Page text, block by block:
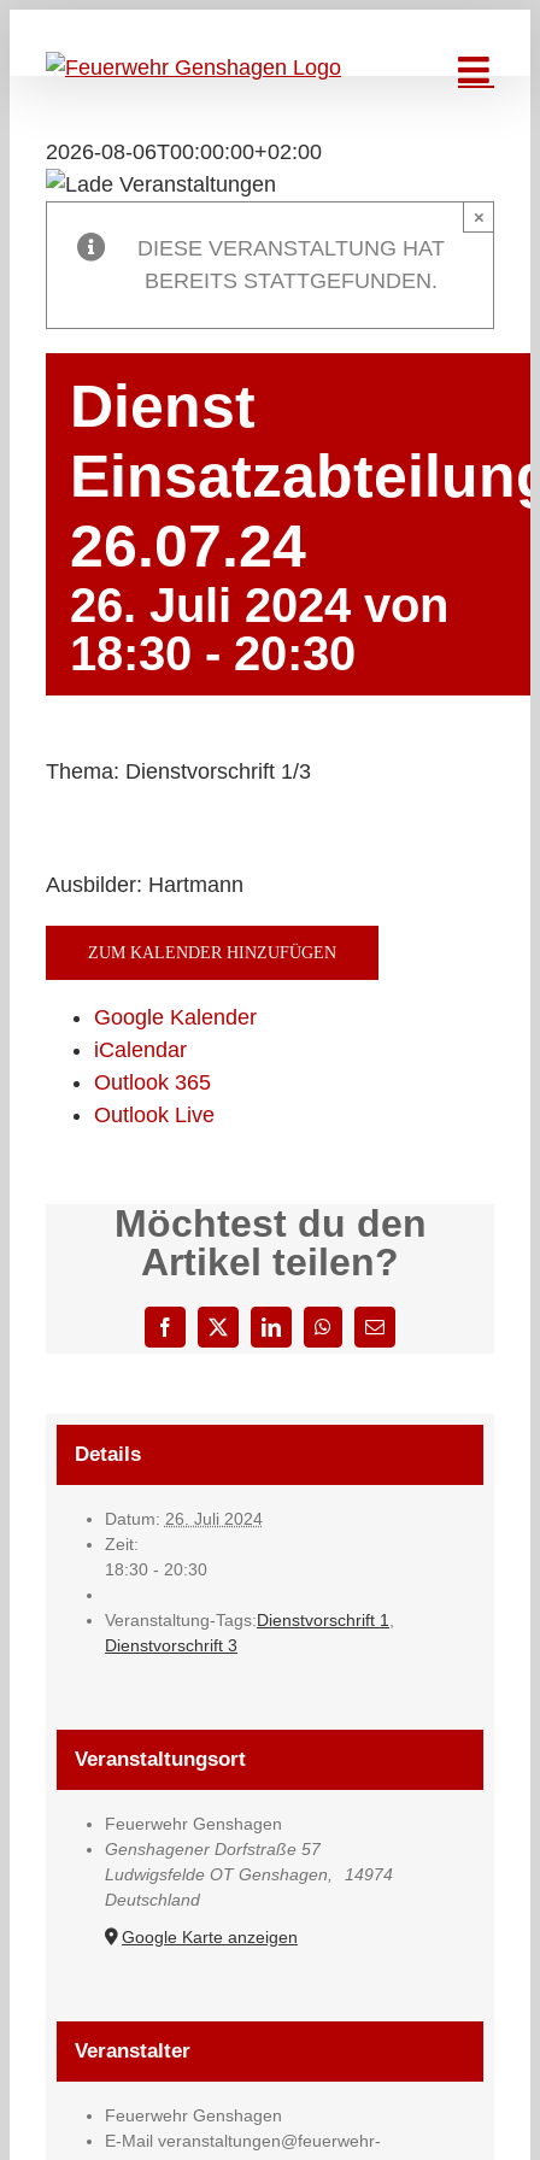
Inhalt
2026-08-06T00:00:00+02:00
DIESE VERANSTALTUNG HAT
BEREITS STATTGEFUNDEN.
×
Dienst
26.07.24
26. Juli 2024 von
18:30 - 20:30
Thema: Dienstvorschrift 1/3
Ausbilder: Hartmann
ZUM KALENDER HINZUFÜGEN
Google Kalender
iCalendar
Outlook 365
Outlook Live
Möchtest du den
Artikel teilen?
Facebook
X LinkedInWhatsApp
E-
Mail
Details
Datum: 26. Juli 2024
Zeit:
18:30 - 20:30
Veranstaltung-Tags:Dienstvorschrift 1
Dienstvorschrift 3
Veranstaltungsort
Feuerwehr Genshagen
Genshagener Dorfstraße 57
Ludwigsfelde OT Genshagen
14974
Deutschland
Google Karte anzeigen
Veranstalter
Feuerwehr Genshagen
E-Mail veranstaltungen@feuerwehr-